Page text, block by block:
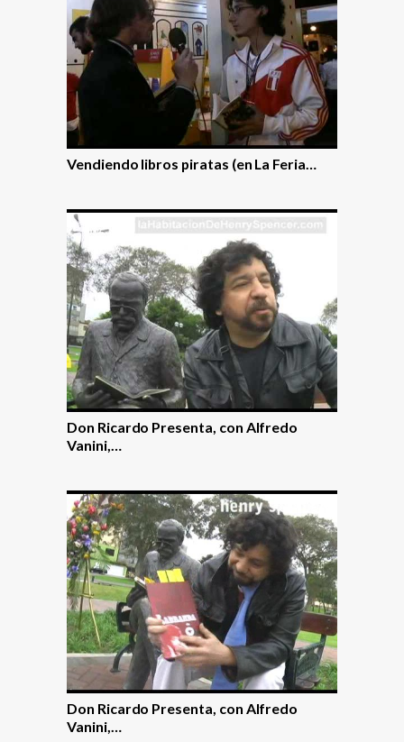
Vendiendo libros piratas (en La Feria…
Don Ricardo Presenta, con Alfredo
Vanini,…
Don Ricardo Presenta, con Alfredo
Vanini,…